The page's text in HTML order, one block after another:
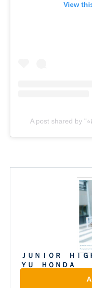
View
A post shared by
ＪＵＮＩＯＲ ＨＩ
ＹＵ ＨＯＮＤＡ